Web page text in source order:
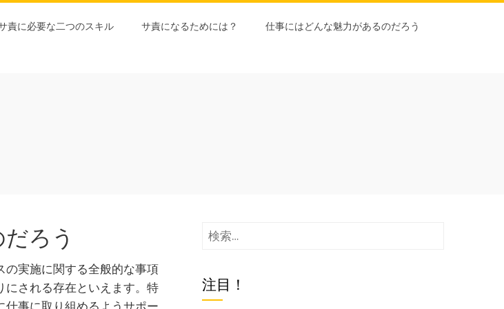
責に必要な二つのスキル サ責になるためには？
仕事にはどんな魅力があるのだろう
ろう
実施に関する全般的な事項
にされる存在といえます。特
検
注目！